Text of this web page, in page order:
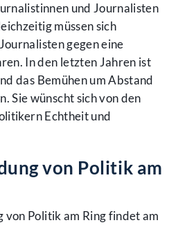
und Journalisten
müssen sich
gegen eine
In den letzten Jahren ist
das Bemühen um Abstand
Sie wünscht sich von den
Echtheit und
von Politik am
von Politik am Ring findet am